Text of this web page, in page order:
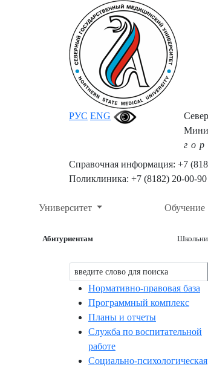
РУС ENG
Справочная информация: +7
Поликлиника: +7 (8182) 20-00-90
Университет Обучение
Абитуриентам
Нормативно-правовая база
Программный комплекс
Планы и отчеты
Служба по воспитательной
работе
Социально-психологическая